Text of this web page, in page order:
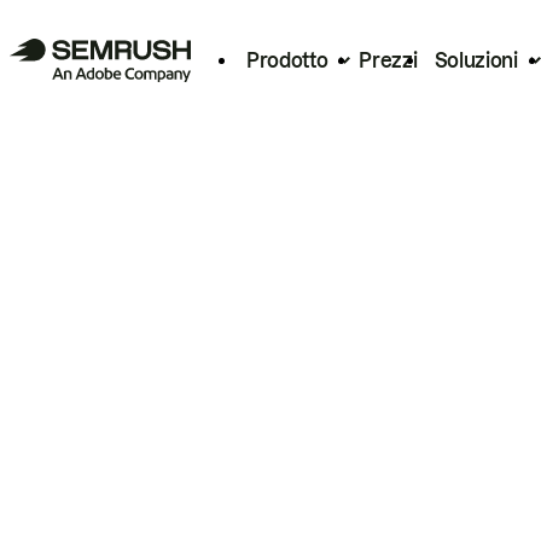
Prodotto Prezzi Soluzioni